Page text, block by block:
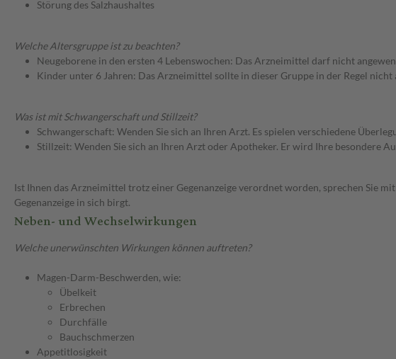
Störung des Salzhaushaltes
Welche Altersgruppe ist zu beachten?
Neugeborene in den ersten 4 Lebenswochen: Das Arzneimittel darf nicht
Kinder unter 6 Jahren: Das Arzneimittel sollte in dieser Gruppe in der Regel
Was ist mit Schwangerschaft und Stillzeit?
Schwangerschaft: Wenden Sie sich an Ihren Arzt. Es spielen verschiedene
Stillzeit: Wenden Sie sich an Ihren Arzt oder Apotheker. Er wird Ihre besondere
Ist Ihnen das Arzneimittel trotz einer Gegenanzeige verordnet worden, sprechen Sie
Gegenanzeige in sich birgt.
Neben- und Wechselwirkungen
Welche unerwünschten Wirkungen können auftreten?
Magen-Darm-Beschwerden, wie:
Übelkeit
Erbrechen
Durchfälle
Bauchschmerzen
Appetitlosigkeit